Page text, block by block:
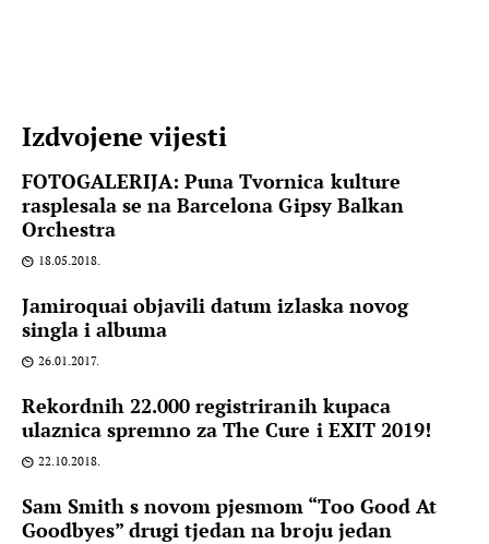
Izdvojene vijesti
FOTOGALERIJA: Puna Tvornica kulture
rasplesala se na Barcelona Gipsy Balkan
Orchestra
18.05.2018.
Jamiroquai objavili datum izlaska novog
singla i albuma
26.01.2017.
Rekordnih 22.000 registriranih kupaca
ulaznica spremno za The Cure i EXIT 2019!
22.10.2018.
Sam Smith s novom pjesmom “Too Good At
Goodbyes” drugi tjedan na broju jedan